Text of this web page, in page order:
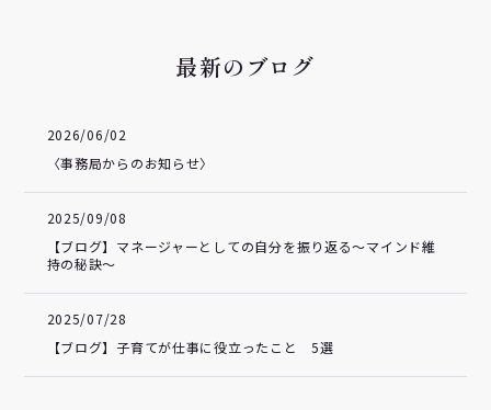
最新のブログ
2026/06/02
〈事務局からのお知らせ〉
2025/09/08
【ブログ】マネージャーとしての自分を振り返る～マインド維
持の秘訣～
2025/07/28
【ブログ】子育てが仕事に役立ったこと 5選